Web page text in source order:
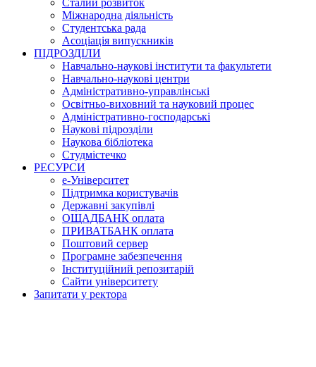
Міжнародна діяльність
Студентська рада
Асоціація випускників
ПІДРОЗДІЛИ
Навчально-наукові інститути та факультети
Навчально-наукові центри
Адміністративно-управлінські
Освітньо-виховний та науковий процес
Адміністративно-господарські
Наукові підрозділи
Наукова бібліотека
Студмістечко
РЕСУРСИ
е-Університет
Підтримка користувачів
Державні закупівлі
ОЩАДБАНК оплата
ПРИВАТБАНК оплата
Поштовий сервер
Програмне забезпечення
Інституційний репозитарій
Сайти університету
Запитати у ректора